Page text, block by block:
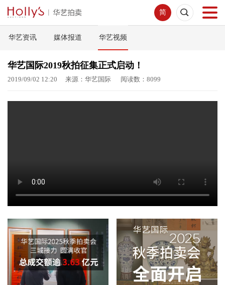
简
首页
拍卖预展
关于我们
华艺资讯 媒体报道 华艺视频
华艺国际2019秋拍征集正式启动！
2019/09/02 12:20 来源：华艺国际 阅读数：8099